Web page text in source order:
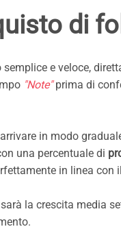
di
semplice e veloce,
"Note"prima di
in modo
una percentuale di
in linea con
la crescita media